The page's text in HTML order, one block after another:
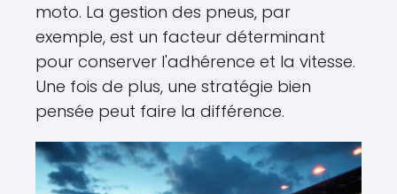
moto. La gestion des pneus, par
exemple, est un facteur déterminant
pour conserver l'adhérence et la vitesse.
Une fois de plus, une stratégie bien
pensée peut faire la différence.